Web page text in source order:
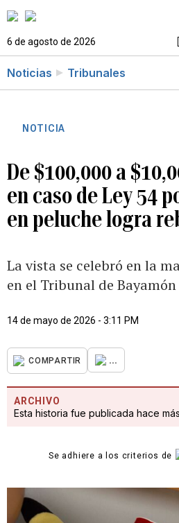
6 de agosto de 2026
Noticias Tribunales
NOTICIA
De $100,000 a
en caso de Ley 54
en peluche logra
La vista se celebró en la
en el Tribunal de Bayamón
14 de mayo de 2026 - 3:11 PM
COMPARTIR ...
ARCHIVO
Esta historia fue publicada hace
Se adhiere a los criterios de